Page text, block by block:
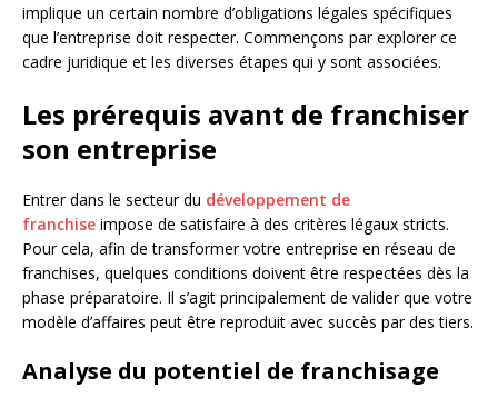
implique un certain nombre d’obligations légales spécifiques
que l’entreprise doit respecter. Commençons par explorer ce
cadre juridique et les diverses étapes qui y sont associées.
Les prérequis avant de franchiser
son entreprise
Entrer dans le secteur du développement de
franchise impose de satisfaire à des critères légaux stricts.
Pour cela, afin de transformer votre entreprise en réseau de
franchises, quelques conditions doivent être respectées dès la
phase préparatoire. Il s’agit principalement de valider que votre
modèle d’affaires peut être reproduit avec succès par des tiers.
Analyse du potentiel de franchisage